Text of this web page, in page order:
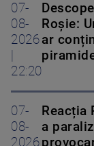
07-
08-
2026
22:20
Roșie:
ar
07-
08-
2026
Reacția
a